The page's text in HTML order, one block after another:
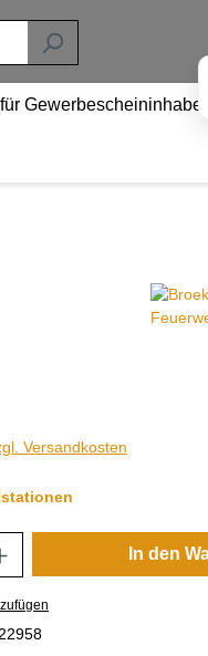
für Gewerbescheininhaber
Versandkosten
Gib denIn den